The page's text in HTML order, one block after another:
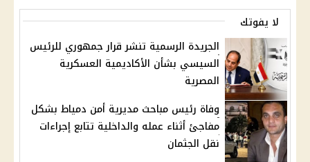
لا يفوتك
الجريدة الرسمية تنشر قرار جمهوري للرئيس
السيسي بشأن الأكاديمية العسكرية
المصرية
وفاة رئيس مباحث مديرية أمن دمياط بشكل
مفاجئ أثناء عمله والداخلية تتابع إجراءات
نقل الجثمان